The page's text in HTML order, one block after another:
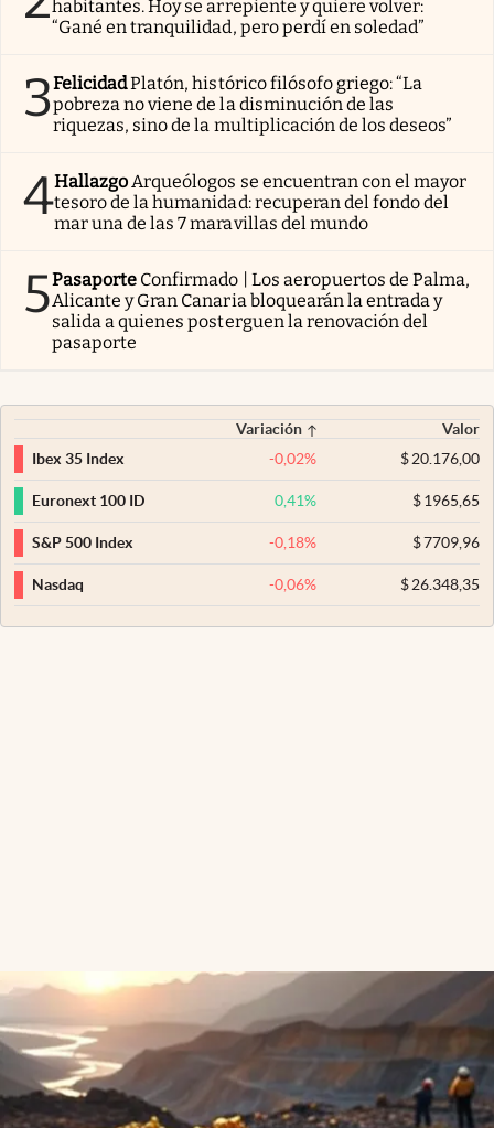
habitantes. Hoy se arrepiente y quiere volver:
“Gané en tranquilidad, pero perdí en soledad”
3FelicidadPlatón, histórico filósofo griego: “La
pobreza no viene de la disminución de las
riquezas, sino de la multiplicación de los deseos”
4Hallazgo Arqueólogos se encuentran con el mayor
tesoro de la humanidad: recuperan del fondo del
mar una de las 7 maravillas del mundo
5Pasaporte Confirmado | Los aeropuertos de Palma,
Alicante y Gran Canaria bloquearán la entrada y
salida a quienes posterguen la renovación del
pasaporte
Variación
Valor
Ibex 35 Index
-0,02% $20.176,00
Euronext 100 ID 0,41% $1965,65
S&P 500 Index -0,18% $7709,96
Nasdaq -0,06% $26.348,35